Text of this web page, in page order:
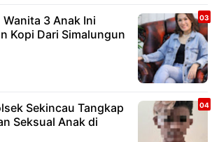
3 Anak Ini
Kopi Dari Simalungun
Sekincau Tangkap
Seksual Anak di